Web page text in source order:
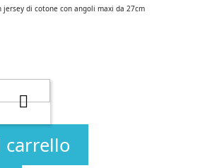
jersey di cotone con angoli maxi da 27cm